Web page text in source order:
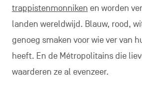
trappistenmonniken en worden
landen wereldwijd. Blauw, rood,
genoeg smaken voor wie ver van
heeft. En de Métropolitains die
waarderen ze al evenzeer.